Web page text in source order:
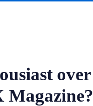
over
Magazine?